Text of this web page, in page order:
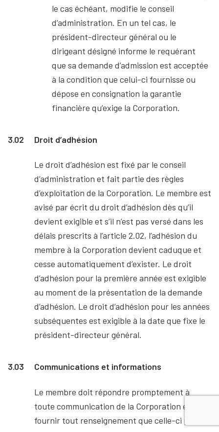
le cas échéant, modifie le conseil
d’administration. En un tel cas, le
président-directeur général ou le
dirigeant désigné informe le requérant
que sa demande d’admission est acceptée
à la condition que celui-ci fournisse ou
dépose en consignation la garantie
financière qu’exige la Corporation.
3.02 Droit d’adhésion
Le droit d’adhésion est fixé par le conseil
d’administration et fait partie des règles
d’exploitation de la Corporation. Le membre est
avisé par écrit du droit d’adhésion dès qu’il
devient exigible et s’il n’est pas versé dans les
délais prescrits à l’article 2.02, l’adhésion du
membre à la Corporation devient caduque et
cesse automatiquement d’exister. Le droit
d’adhésion pour la première année est exigible
au moment de la présentation de la demande
d’adhésion. Le droit d’adhésion pour les années
subséquentes est exigible à la date que fixe le
président-directeur général.
3.03 Communications et informations
Le membre doit répondre promptement à
toute communication de la Corporation et lui
fournir tout renseignement que celle-ci peut à